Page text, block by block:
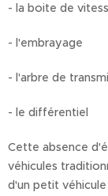
- la boite de
- l'embrayage
- l'arbre de
- le différentiel
Cette absence
véhicules
d'un petit